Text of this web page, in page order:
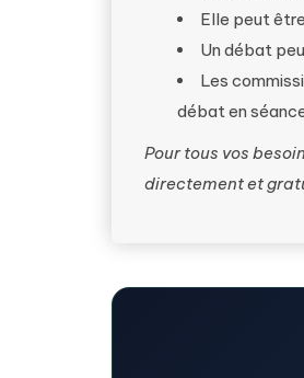
Elle peut
Un débat
Les
débat en
Pour tous vos
directement et